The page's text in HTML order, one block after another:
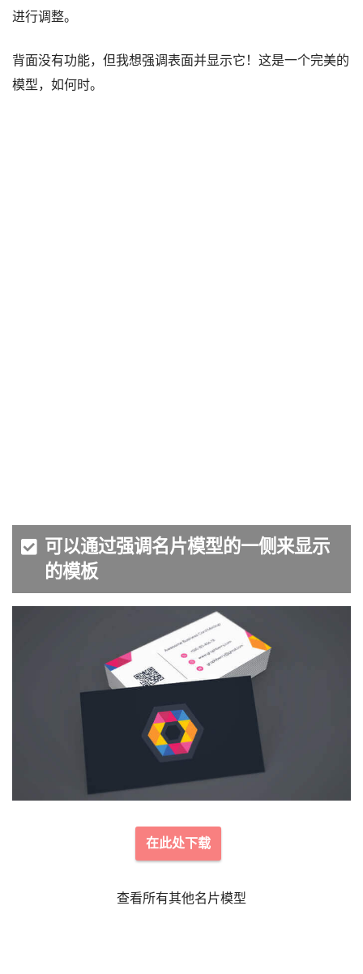
进行调整。
背面没有功能，但我想强调表面并显示它！这是一个完美的
模型，如何时。
可以通过强调名片模型的一侧来显示
的模板
在此处下载
查看所有其他名片模型